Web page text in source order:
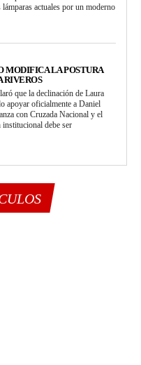
actuales por un moderno
MODIFICA LA POSTURA
RIVEROS
que la declinación de Laura
apoyar oficialmente a Daniel
con Cruzada Nacional y el
debe ser